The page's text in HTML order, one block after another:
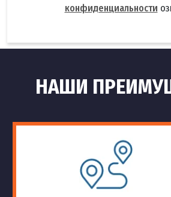
конфиденциальности
НАШИ